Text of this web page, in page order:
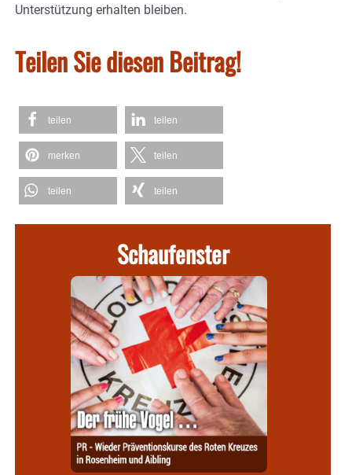
Unterstützung erhalten bleiben.
Teilen Sie diesen Beitrag!
teilen teilen
merken teilen
teilen teilen
Schaufenster